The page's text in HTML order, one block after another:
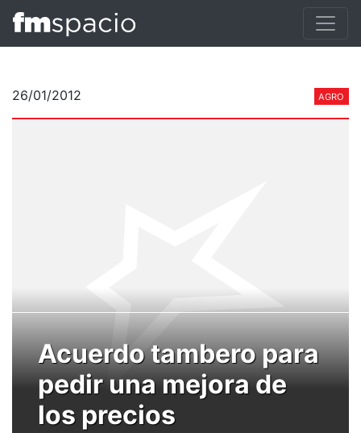
26/01/2012 AGRO
Acuerdo tambero para
pedir una mejora de
los precios